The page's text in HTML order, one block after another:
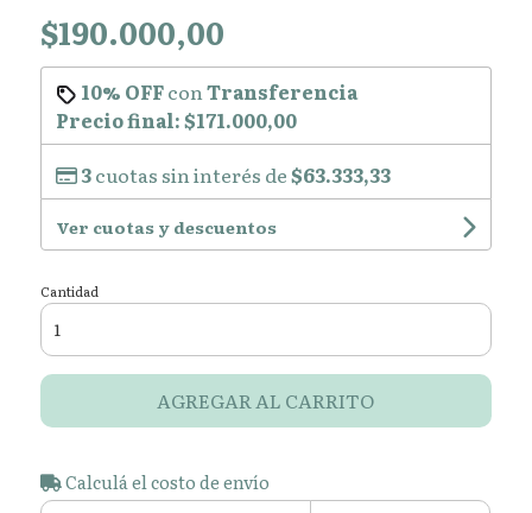
$190.000,00
10% OFFcon Transferencia
Precio final:$171.000,00
3cuotas sin interés de$63.333,33
Ver cuotas y descuentos
Cantidad
AGREGAR AL CARRITO
Calculá el costo de envío